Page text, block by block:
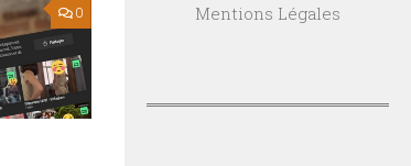
0
Mentions Légales